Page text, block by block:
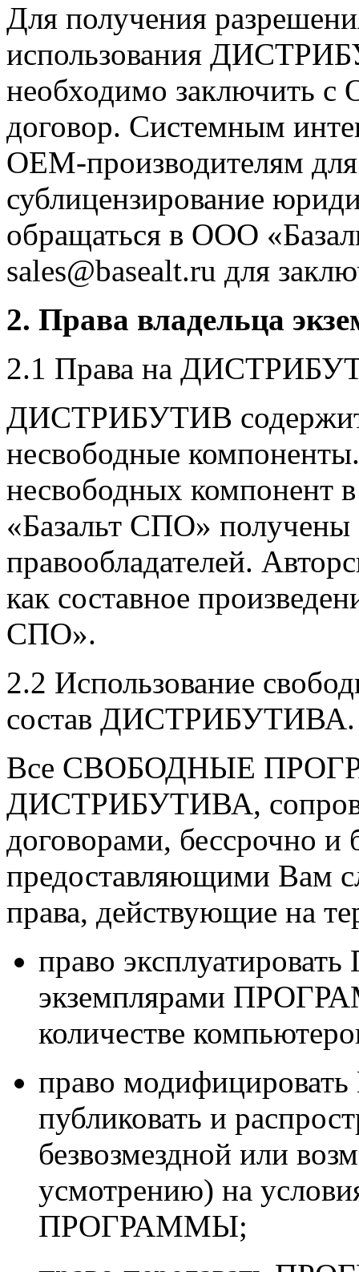
Для получения
использования
необходимо заключить
договор. Системным
OEM-производителям
сублицензирование
обращаться в ООО
sales@basealt.ru для
2. Права владельца
2.1 Права на
ДИСТРИБУТИВ содержит
несвободные
несвободных компонент
«Базальт СПО» получены
правообладателей.
как составное
СПО».
2.2 Использование
состав ДИСТРИБУТИВА.
Все СВОБОДНЫЕ
ДИСТРИБУТИВА,
договорами, бессрочно и
предоставляющими Вам
права, действующие на
право
экземплярами
количестве
право
публиковать и
безвозмездной или
усмотрению) на
ПРОГРАММЫ;